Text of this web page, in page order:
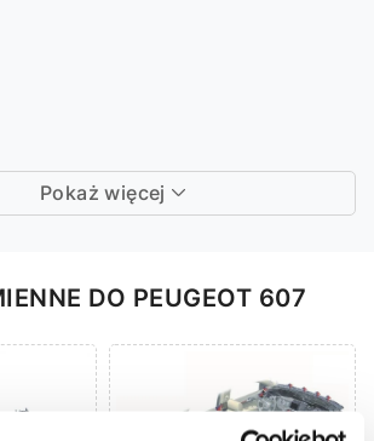
Pokaż więcej
DO PEUGEOT 607